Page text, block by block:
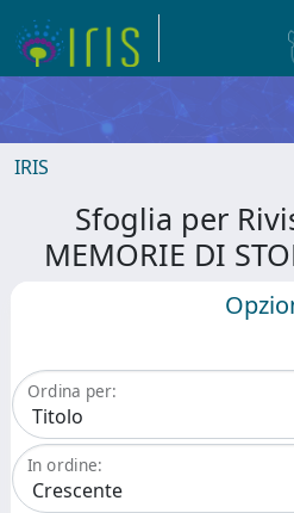
IRIS
Sfoglia per
MEMORIE DI
Ordina per:
In ordine: